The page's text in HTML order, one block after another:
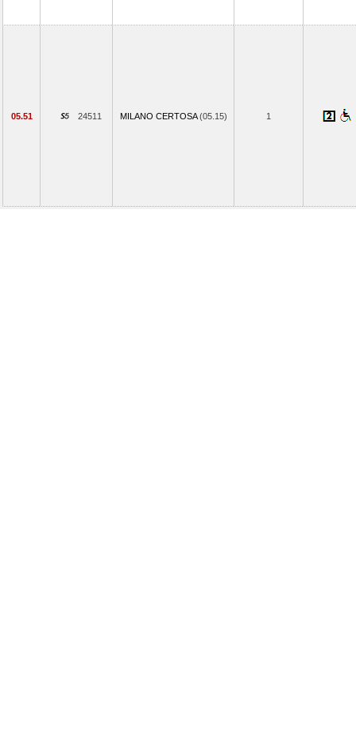
05.51 24511 MILANO CERTOSA(05.15) 1